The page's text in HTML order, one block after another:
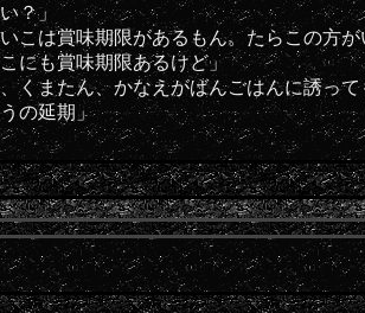
？」
こは賞味期限があるもん。たらこの方が
にも賞味期限あるけど」
くまたん、かなえがばんごはんに誘っ
の延期」